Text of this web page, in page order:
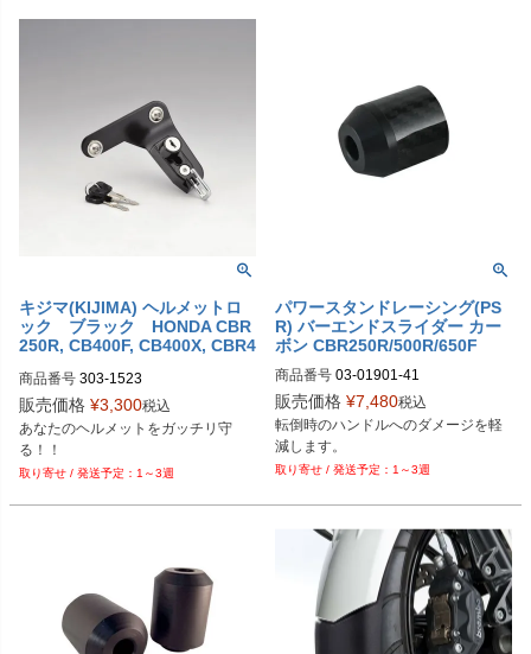
キジマ(KIJIMA) ヘルメットロ
ック ブラック HONDA CBR
250R, CB400F, CB400X, CBR4
商品番号 303-1523
販売価格 ¥3,300税込
あなたのヘルメットをガッチリ守
る！！
1～3週
パワースタンドレーシング(PS
R) バーエンドスライダー カー
ボン CBR250R/500R/650F
商品番号 03-01901-41
DragSpecialities型番：0634-0339
販売価格 ¥7,480税込
転倒時のハンドルへのダメージを軽
1～3週